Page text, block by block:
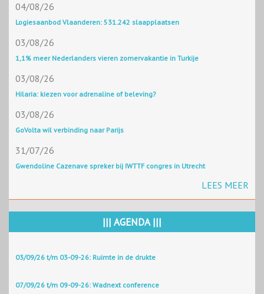
04/08/26
Logiesaanbod Vlaanderen: 531.242 slaapplaatsen
03/08/26
1,1% meer Nederlanders vieren zomervakantie in Turkije
03/08/26
Hilaria: kiezen voor adrenaline of beleving?
03/08/26
GoVolta wil verbinding naar Parijs
31/07/26
Gwendoline Cazenave spreker bij IWTTF congres in Utrecht
LEES MEER
||| AGENDA |||
03/09/26 t/m 03-09-26: Ruimte in de drukte
07/09/26 t/m 09-09-26: Wadnext conference